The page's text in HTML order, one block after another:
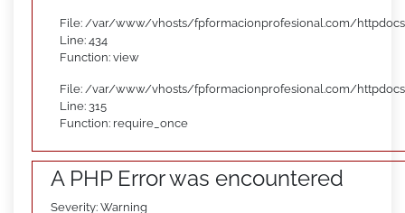
File: /var/www/vhosts/fpformacionprofesional.com/
Line: 434
Function: view
File: /var/www/vhosts/fpformacionprofesional.com/
Line: 315
Function: require_once
A PHP Error was encountered
Severity: Warning